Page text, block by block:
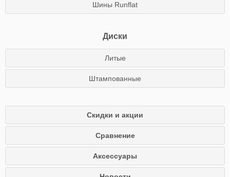
Шины Runflat
Диски
Литые
Штампованные
Скидки и акции
Сравнение
Аксессуары